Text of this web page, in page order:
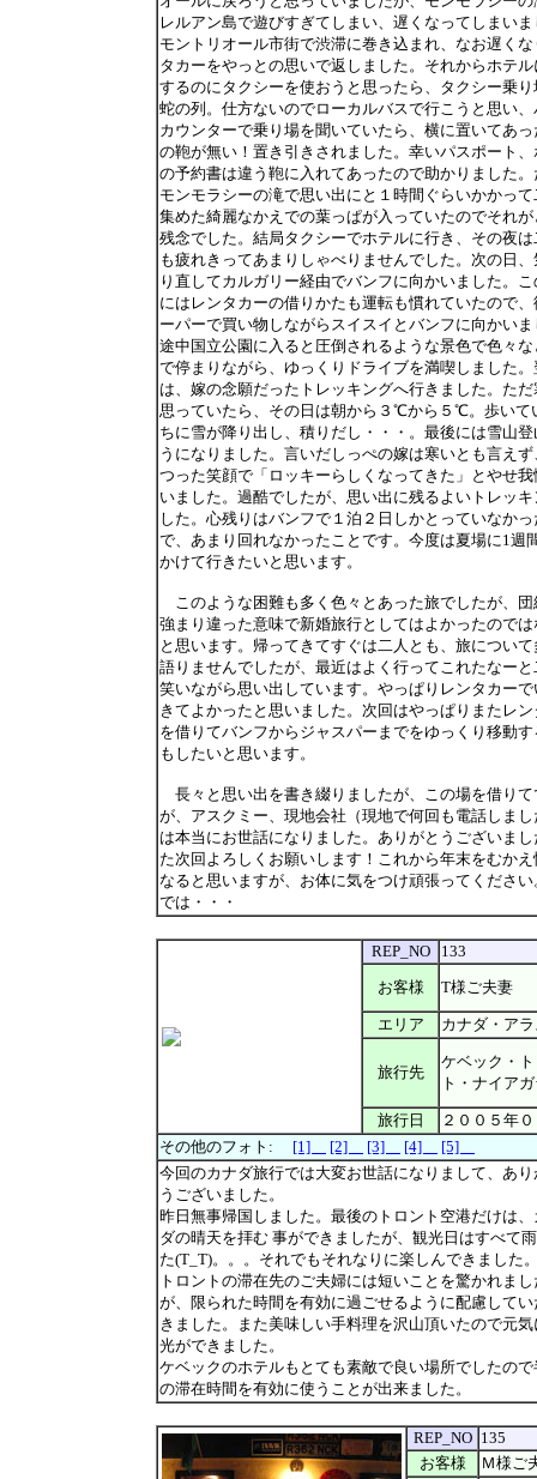
レルアン島で遊びすぎてしまい、遅くなってしまい
モントリオール市街で渋滞に巻き込まれ、なお遅く
タカーをやっとの思いで返しました。それからホテ
するのにタクシーを使おうと思ったら、タクシー乗り
蛇の列。仕方ないのでローカルバスで行こうと思い、
カウンターで乗り場を聞いていたら、横に置いてあ
の鞄が無い！置き引きされました。幸いパスポート、
の予約書は違う鞄に入れてあったので助かりました。
モンモラシーの滝で思い出にと１時間ぐらいかかっ
集めた綺麗なかえでの葉っぱが入っていたのでそれが
残念でした。結局タクシーでホテルに行き、その夜は
も疲れきってあまりしゃべりませんでした。次の日
り直してカルガリー経由でバンフに向かいました。
にはレンタカーの借りかたも運転も慣れていたので
ーパーで買い物しながらスイスイとバンフに向かい
途中国立公園に入ると圧倒されるような景色で色々な
で停まりながら、ゆっくりドライブを満喫しました。
は、嫁の念願だったトレッキングへ行きました。た
思っていたら、その日は朝から３℃から５℃。歩いて
ちに雪が降り出し、積りだし・・・。最後には雪山
うになりました。言いだしっぺの嫁は寒いとも言え
つった笑顔で「ロッキーらしくなってきた」とやせ我
いました。過酷でしたが、思い出に残るよいトレッ
した。心残りはバンフで１泊２日しかとっていなかっ
で、あまり回れなかったことです。今度は夏場に1週
かけて行きたいと思います。
このような困難も多く色々とあった旅でしたが、団
強まり違った意味で新婚旅行としてはよかったのでは
と思います。帰ってきてすぐは二人とも、旅につい
語りませんでしたが、最近はよく行ってこれたなーと
笑いながら思い出しています。やっぱりレンタカーで
きてよかったと思いました。次回はやっぱりまたレ
を借りてバンフからジャスパーまでをゆっくり移動
もしたいと思います。
長々と思い出を書き綴りましたが、この場を借りて
が、アスクミー、現地会社（現地で何回も電話しまし
は本当にお世話になりました。ありがとうございま
た次回よろしくお願いします！これから年末をむか
なると思いますが、お体に気をつけ頑張ってください
では・・・
REP_NO
133
お客様
T様ご夫妻
エリア カナダ・ア
旅行先
ケベック・
ト・ナイア
旅行日
２００５年
その他のフォト: [1] [2] [3] [4]
[5]
今回のカナダ旅行では大変お世話になりまして、あり
うございました。
昨日無事帰国しました。最後のトロント空港だけは、
ダの晴天を拝む 事ができましたが、観光日はすべて
た(T_T)。。。それでもそれなりに楽しんできました
トロントの滞在先のご夫婦には短いことを驚かれまし
が、限られた時間を有効に過ごせるように配慮してい
きました。また美味しい手料理を沢山頂いたので元気
光ができました。
ケベックのホテルもとても素敵で良い場所でしたので
の滞在時間を有効に使うことが出来ました。
REP_NO 135
お客様
Ｍ様ご